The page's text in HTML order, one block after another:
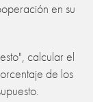
en su
calcular el
de los